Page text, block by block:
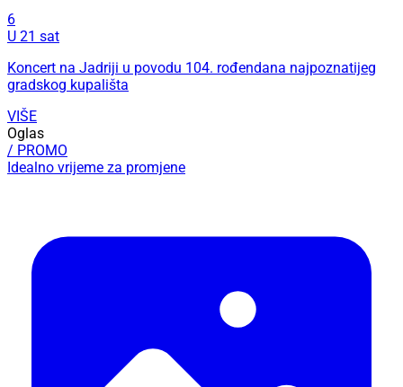
6
U 21 sat
Koncert na Jadriji u povodu 104. rođendana najpoznatijeg
gradskog kupališta
VIŠE
Oglas
/ PROMO
Idealno vrijeme za promjene